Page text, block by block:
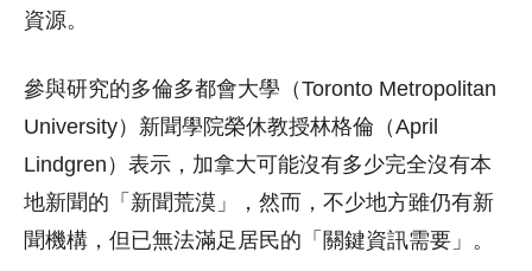
資源。
參與研究的多倫多都會大學（Toronto Metropolitan
University）新聞學院榮休教授林格倫（April
Lindgren）表示，加拿大可能沒有多少完全沒有本
地新聞的「新聞荒漠」，然而，不少地方雖仍有新
聞機構，但已無法滿足居民的「關鍵資訊需要」。